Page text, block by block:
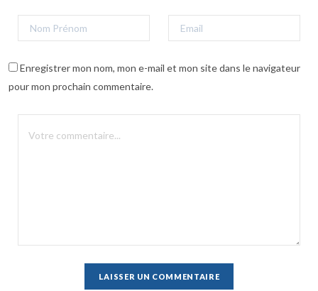
Enregistrer mon nom, mon e-mail et mon site dans le navigateur
pour mon prochain commentaire.